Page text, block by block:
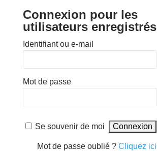
Connexion pour les
utilisateurs enregistrés
Identifiant ou e-mail
Mot de passe
Se souvenir de moi
Mot de passe oublié ?Cliquez ici